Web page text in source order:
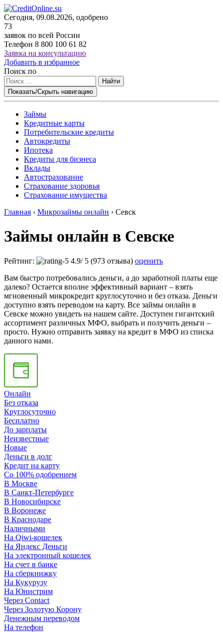
Сегодня, 09.08.2026, одобрено
73
заявок по всей России
Телефон 8 800 100 61 82
Заявка на консультацию
Добавить в избранное
Поиск по
Найти
Показать/Скрыть навигацию
Займы
Кредитные карты
Потребительские кредиты
Автокредиты
Ипотека
Кредиты для бизнеса
Вклады
Автострахование
Страхование здоровья
Страхование имущества
Главная › Микрозаймы онлайн › Севск
Займы онлайн в Севске
Рейтинг: 4.9/ 5 (973 отзыва) оценить
Вам быстро потребовались деньги, а до заработной платы еще
далеко? Остается вполне эффективный вариант – взять
мгновенный микрокредит круглосуточно и без отказа. Деньги
доступно взять переводом на карту. Все займы онлайн в
Севске можно увидеть на нашем сайте. Доступен гигантский
ассортимент различных МФО, выбрать и получить деньги –
просто. Нужно отправить заявку на кредит в МФО из списка
данного нами.
Онлайн
Без отказа
Круглосуточно
Бесплатно
До зарплаты
Неизвестные
Новые
Деньги в долг
Кредит на карту
Со 100% одобрением
В Москве
В Санкт-Петербурге
В Новосибирске
В Воронеже
В Краснодаре
Наличными
На Qiwi-кошелек
На Яндекс Деньги
На электронный кошелек
На счет в банке
На сберкнижку
На Кукурузу
На Юнистрим
Через Contact
Через Золотую Корону
Денежным переводом
На телефон